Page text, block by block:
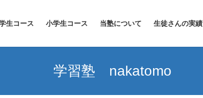
生コース 小学生コース 当塾について 生徒さんの実績
学習塾 nakatomo